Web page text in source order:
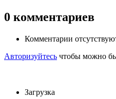
0 комментариев
Комментарии
Авторизуйтесь чтобы можно
Загрузка